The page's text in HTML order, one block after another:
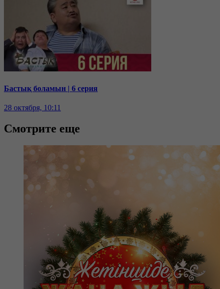
Бастық боламын | 6 серия
28 октября, 10:11
Смотрите еще